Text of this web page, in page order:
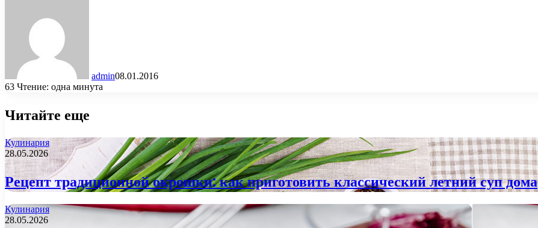
admin08.01.2016
63 Чтение: одна минута
Читайте еще
Кулинария
28.05.2026
Рецепт традиционной окрошки: как приготовить классический летний суп дома
Кулинария
28.05.2026